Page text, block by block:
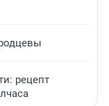
рецепт